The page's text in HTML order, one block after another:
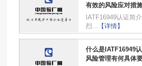
有效的风险应对措
IATF16949认证简
烈...
【详情】
什么是IATF16949
风险管理有何具体